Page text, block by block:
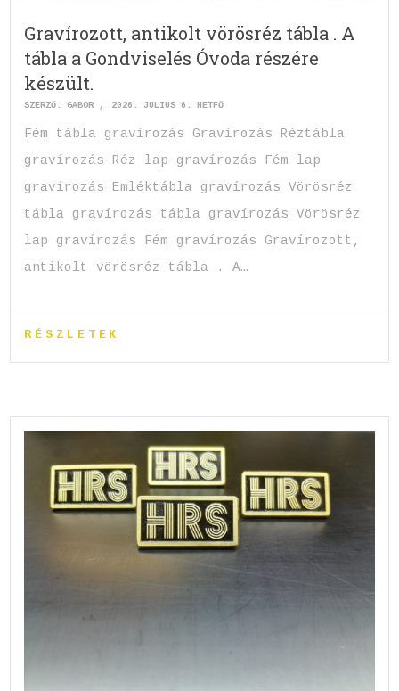
Gravírozott, antikolt vörösréz tábla . A
tábla a Gondviselés Óvoda részére
készült.
SZERZŐ:GABOR 2026. JÚLIUS 6. HÉTFŐ
Fém tábla gravírozás Gravírozás Réztábla
gravírozás Réz lap gravírozás Fém lap
gravírozás Emléktábla gravírozás Vörösréz
tábla gravírozás tábla gravírozás Vörösréz
lap gravírozás Fém gravírozás Gravírozott,
antikolt vörösréz tábla . A…
RÉSZLETEK